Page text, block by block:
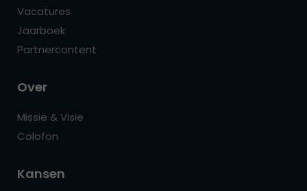
Vacatures
Jaarboek
Partnercontent
Over
Missie & Visie
Colofon
Kansen